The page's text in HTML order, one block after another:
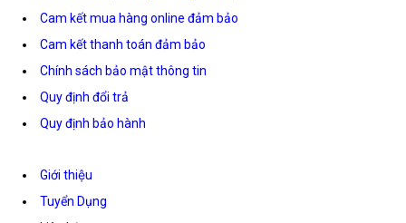
Cam kết mua hàng online đảm bảo
Cam kết thanh toán đảm bảo
Chính sách bảo mật thông tin
Quy định đổi trả
Quy định bảo hành
Giới thiệu
Tuyển Dụng